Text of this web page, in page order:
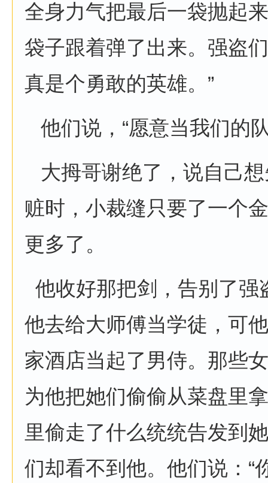
全身力气把最后一袋抛起
袋子跟着弹了出来。强盗
真是个勇敢的英雄。”
他们说，“愿意当我们的
大拇哥谢绝了，说自己
赃时，小裁缝只要了一个
更多了。
他收好那把剑，告别了强
他去给大师傅当学徒，可
家酒店当起了男侍。那些
为他把她们偷偷从菜盘里
里偷走了什么统统告发到
们却看不到他。他们说：“